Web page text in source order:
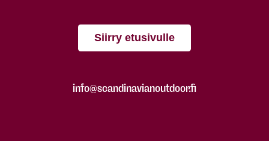
Siirry etusivulle
info@scandinavianoutdoor.fi